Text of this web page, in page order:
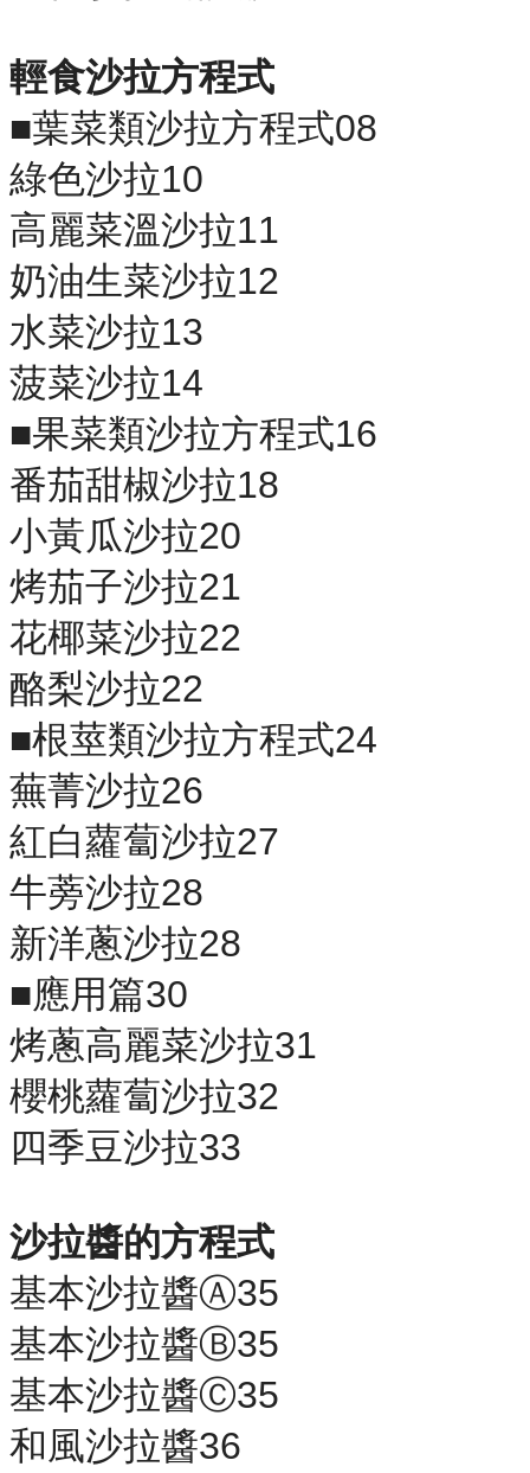
輕食沙拉方程式
■葉菜類沙拉方程式08
綠色沙拉10
高麗菜溫沙拉11
奶油生菜沙拉12
水菜沙拉13
菠菜沙拉14
■果菜類沙拉方程式16
番茄甜椒沙拉18
小黃瓜沙拉20
烤茄子沙拉21
花椰菜沙拉22
酪梨沙拉22
■根莖類沙拉方程式24
蕪菁沙拉26
紅白蘿蔔沙拉27
牛蒡沙拉28
新洋蔥沙拉28
■應用篇30
烤蔥高麗菜沙拉31
櫻桃蘿蔔沙拉32
四季豆沙拉33
沙拉醬的方程式
基本沙拉醬Ⓐ35
基本沙拉醬Ⓑ35
基本沙拉醬Ⓒ35
和風沙拉醬36